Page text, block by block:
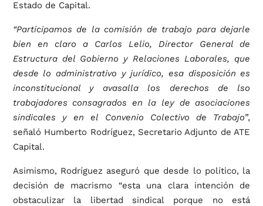
Estado de Capital.
“Participamos de la comisión de trabajo para dejarle
bien en claro a Carlos Lelio, Director General de
Estructura del Gobierno y Relaciones Laborales, que
desde lo administrativo y jurídico, esa disposición es
inconstitucional y avasalla los derechos de lso
trabajadores consagrados en la ley de asociaciones
sindicales y en el Convenio Colectivo de Trabajo”,
señaló Humberto Rodríguez, Secretario Adjunto de ATE
Capital.
Asimismo, Rodríguez aseguró que desde lo político, la
decisión de macrismo “esta una clara intención de
obstaculizar la libertad sindical porque no está